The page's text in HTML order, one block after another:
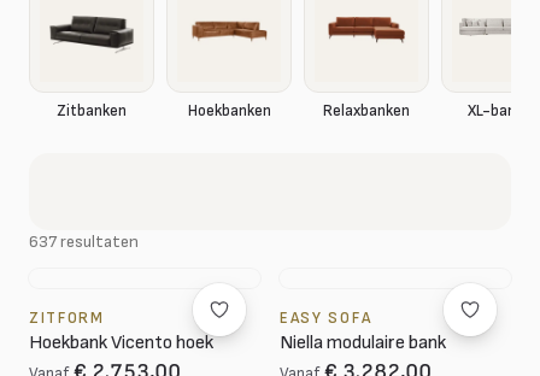
Zitbanken Hoekbanken Relaxbanken XL-banken
637 resultaten
ZITFORM
Hoekbank Vicento hoek
EASY SOFA
Niella modulaire bank